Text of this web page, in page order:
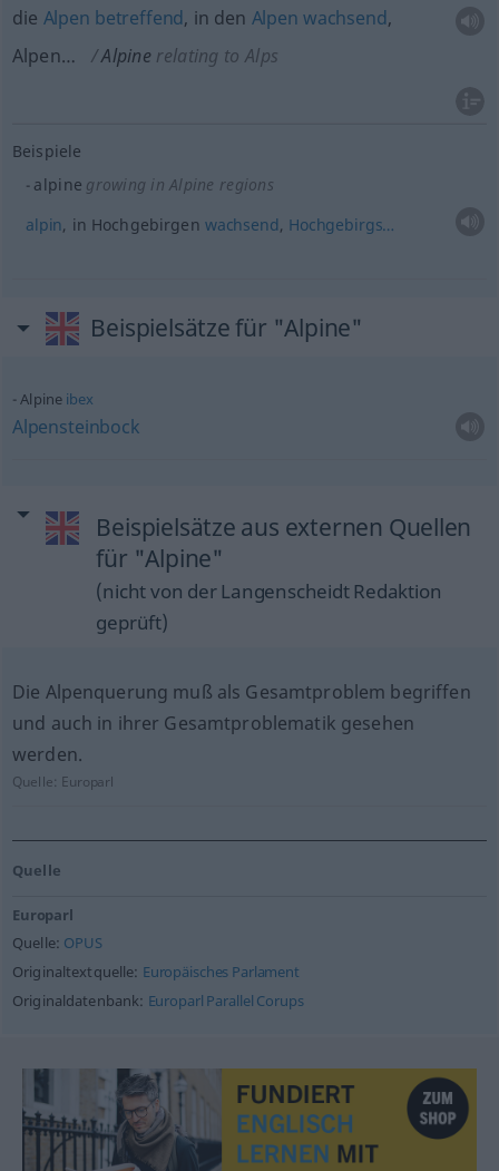
die Alpen betreffend, in den Alpen wachsend,
Alpen…
Alpine relating to Alps
Beispiele
alpine growing in Alpine regions
alpin, in Hochgebirgen wachsend, Hochgebirgs…
Beispielsätze für "Alpine"
Alpine ibex
Alpensteinbock
Beispielsätze aus externen Quellen
für "Alpine"
(nicht von der Langenscheidt Redaktion
geprüft)
Die Alpenquerung muß als Gesamtproblem begriffen
und auch in ihrer Gesamtproblematik gesehen
werden.
Quelle: Europarl
Quelle
Europarl
Quelle: OPUS
Originaltextquelle: Europäisches Parlament
Originaldatenbank: Europarl Parallel Corups